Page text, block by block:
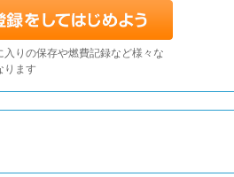
入りの保存や燃費記録など様々な
ります